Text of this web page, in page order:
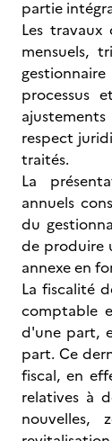
partie
Les travaux
mensuels,
processus
respect
traités.
La
annuels
du
de produire
annexe en
La fiscalité
comptable
d'une part,
part. Ce
fiscal, en
relatives à
nouvelles,